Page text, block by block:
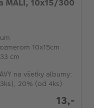
10x15cm
cm
na všetky albumy:
20% (od 4ks)
13,-